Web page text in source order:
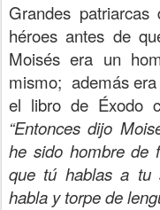
Grandes
héroes antes de
Moisés era un
mismo; además
el libro de Éxodo
“Entonces dijo
he sido hombre de
que tú hablas a tu
habla y torpe de